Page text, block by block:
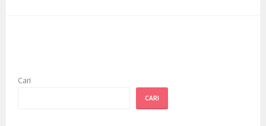
Cari
CARI